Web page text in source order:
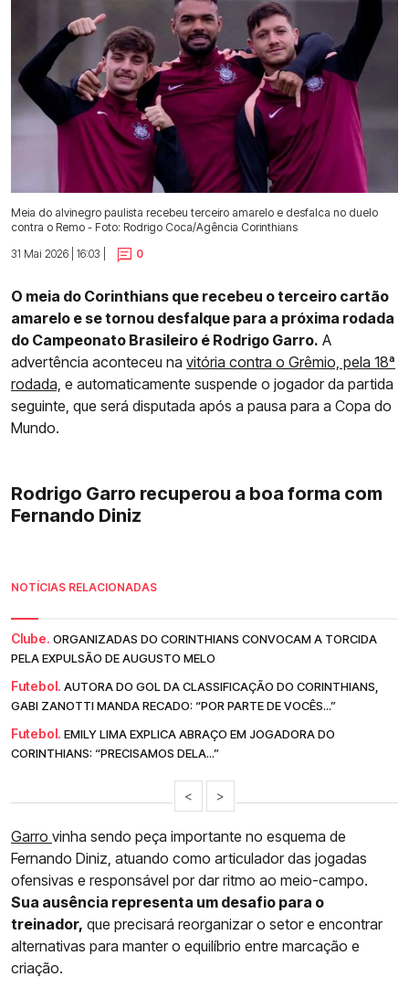
Meia do alvinegro paulista recebeu terceiro amarelo e desfalca no duelo
contra o Remo - Foto: Rodrigo Coca/Agência Corinthians
31 Mai 2026 | 16:03 |
0
O meia do Corinthians que recebeu o terceiro cartão
amarelo e se tornou desfalque para a próxima rodada
do Campeonato Brasileiro é Rodrigo Garro. A
advertência aconteceu na vitória contra o Grêmio, pela 18ª
rodada, e automaticamente suspende o jogador da partida
seguinte, que será disputada após a pausa para a Copa do
Mundo.
Rodrigo Garro recuperou a boa forma com
Fernando Diniz
NOTÍCIAS RELACIONADAS
Clube. ORGANIZADAS DO CORINTHIANS CONVOCAM A TORCIDA
PELA EXPULSÃO DE AUGUSTO MELO
Futebol. AUTORA DO GOL DA CLASSIFICAÇÃO DO CORINTHIANS,
GABI ZANOTTI MANDA RECADO: “POR PARTE DE VOCÊS...”
Futebol. EMILY LIMA EXPLICA ABRAÇO EM JOGADORA DO
CORINTHIANS: “PRECISAMOS DELA...”
< >
Garro vinha sendo peça importante no esquema de
Fernando Diniz, atuando como articulador das jogadas
ofensivas e responsável por dar ritmo ao meio-campo.
Sua ausência representa um desafio para o
treinador, que precisará reorganizar o setor e encontrar
alternativas para manter o equilíbrio entre marcação e
criação.